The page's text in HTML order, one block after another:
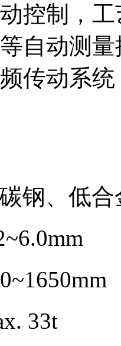
控制，
自动测
传动系
钢、低
33t